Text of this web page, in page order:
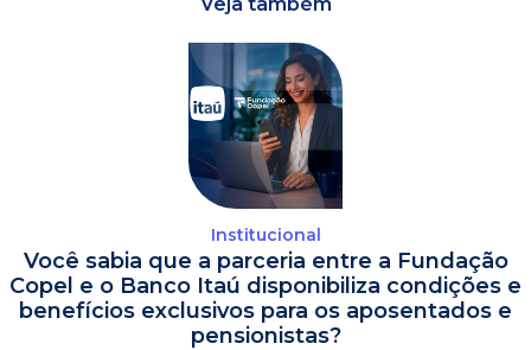
Institucional
Você sabia que a parceria entre a Fundação
Copel e o Banco Itaú disponibiliza condições e
benefícios exclusivos para os aposentados e
pensionistas?